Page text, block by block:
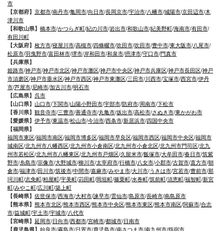
市
【京都府】 京都市/南丹市/亀岡市/向日市/長岡京市/宇治市/八幡市/城陽市/京田辺市/木
津川市
【和歌山県】 橋本市/かつらぎ町/紀の川市/岩出市/和歌山市/紀美野町/海南市/有田市/
有田川町
【大阪府】 枚方市/寝屋川市/高槻市/四條畷市/吹田市/吹田市/豊中市/東大阪市/八尾市/
松原市/羽曳野市/富田林市/堺市/岸和田市/和泉市/摂津市/守口市/門真市
【兵庫県】
姫路市/神戸市/神戸市北区/神戸市灘区/神戸市中央区/神戸市兵庫区/神戸市長田区/神戸
市須磨区/神戸市垂水区/神戸市西区/神戸市東灘区/三田市/川西市/宝塚市/西宮市/伊丹
市/芦屋市/尼崎市/加古川市/明石市
【広島県】 呉市
【山口県】 山口市/下関市/山陽小野田市/宇部市/防府市/周南市/下松市
【香川県】 観音寺市/三豊市/善通寺市/丸亀市/坂出市/高松市/さぬき市/東かがわ市
【愛媛県】 伊予市/東温市/松山市/今治市/西条市/新居浜市/四国中央市
【福岡県】
福岡市東区/福岡市南区/福岡市博多区/福岡市早良区/福岡市西区/福岡市中央区/福岡市
城南区/北九州市八幡西区/北九州市小倉南区/北九州市小倉北区/北九州市門司区/北九
州市若松区/北九州市八幡東区/北九州市戸畑区/久留米市/飯塚市/大牟田市/春日市/筑紫
野市/糸島市/宗像市/大野城市/柳川市/太宰府市/行橋市/八女市/小郡市/古賀市/直方市/朝
倉市/福津市/田川市/筑後市/中間市/嘉麻市/みやま市/大川市/うきは市/宮若市/豊前市/那
珂川町/志免町/粕屋町/宇美町/苅田町/岡垣町/篠栗町/水巻町/筑前町/須恵町/福智町/新宮
町/みやこ町/広川町/築上町
【長崎県】 佐世保市/西海市/大村市/諫早市/雲仙市/島原市/長崎市/南島原市
【熊本県】 熊本市北区/熊本市西区/熊本市中央区/熊本市東区/熊本市南区/阿蘇市/合志
市/益城町/宇土市/宇城市/八代市
【宮崎県】 延岡市/日向市/西都市/宮崎市/都城市/日南市
【鹿児島県】 始良市/霧島市/日置市/鹿児島市/南さつま市/南九州市/指宿市